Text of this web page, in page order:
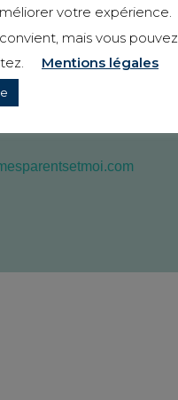
Mouchel
votre expérience.
mais vous pouvez
Mentions légales